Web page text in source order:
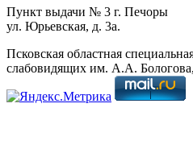
Пункт выдачи № 3 г. Печоры
ул. Юрьевская, д. 3а.
Псковская областная
слабовидящих им. А.А. Бологова,